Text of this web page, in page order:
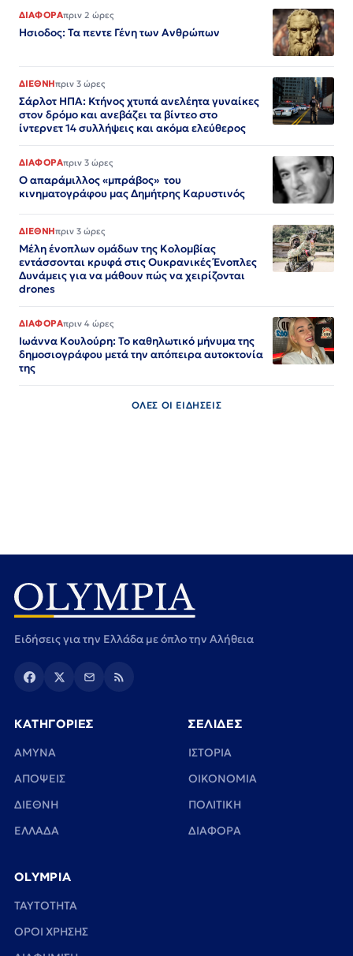
ΔΙΑΦΟΡΑπριν 2 ώρες
Ησιοδος: Τα πεντε Γένη των Ανθρώπων
ΔΙΕΘΝΗπριν 3 ώρες
Σάρλοτ ΗΠΑ: Κτήνος χτυπά ανελέητα γυναίκες
στον δρόμο και ανεβάζει τα βίντεο στο
ίντερνετ 14 συλλήψεις και ακόμα ελεύθερος​​​​​​​​​​​​​​​​​​​​​​​​​​​​​​​​​​​​​​​​​​​​​​​​​​
ΔΙΑΦΟΡΑπριν 3 ώρες
Ο απαράμιλλος «μπράβος» του
κινηματογράφου μας Δημήτρης Καρυστινός
ΔΙΕΘΝΗπριν 3 ώρες
Μέλη ένοπλων ομάδων της Κολομβίας
εντάσσονται κρυφά στις Ουκρανικές Ένοπλες
Δυνάμεις για να μάθουν πώς να χειρίζονται
drones
ΔΙΑΦΟΡΑπριν 4 ώρες
Ιωάννα Κουλούρη: Το καθηλωτικό μήνυμα της
δημοσιογράφου μετά την απόπειρα αυτοκτονία
της
ΟΛΕΣ ΟΙ ΕΙΔΗΣΕΙΣ
Ειδήσεις για την Ελλάδα με όπλο την Αλήθεια
ΚΑΤΗΓΟΡΙΕΣ
ΑΜΥΝΑ
ΑΠΟΨΕΙΣ
ΔΙΕΘΝΗ
ΕΛΛΑΔΑ
ΣΕΛΙΔΕΣ
ΙΣΤΟΡΙΑ
ΟΙΚΟΝΟΜΙΑ
ΠΟΛΙΤΙΚΗ
ΔΙΑΦΟΡΑ
OLYMPIA
TAYTOTHTA
ΟΡΟΙ ΧΡΗΣΗΣ